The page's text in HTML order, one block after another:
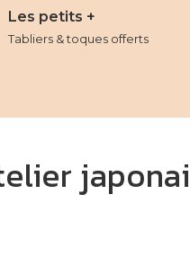
Les petits +
Tabliers & toques offerts